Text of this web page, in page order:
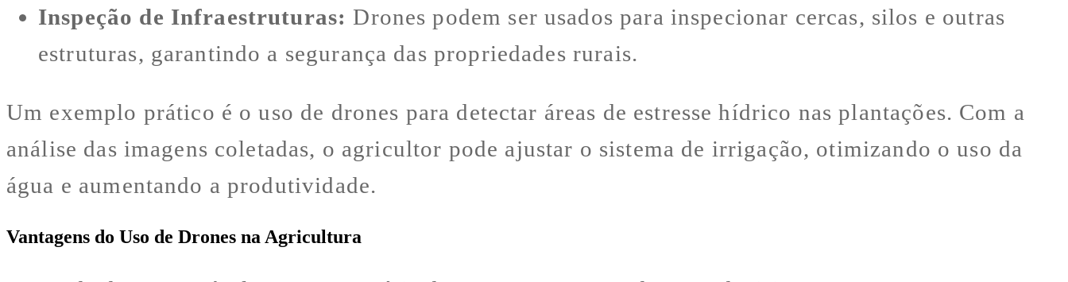
Inspeção de Infraestruturas: Drones podem ser usados para inspecionar cercas, silos e outras
estruturas, garantindo a segurança das propriedades rurais.
Um exemplo prático é o uso de drones para detectar áreas de estresse hídrico nas plantações. Com a
análise das imagens coletadas, o agricultor pode ajustar o sistema de irrigação, otimizando o uso da
água e aumentando a produtividade.
Vantagens do Uso de Drones na Agricultura